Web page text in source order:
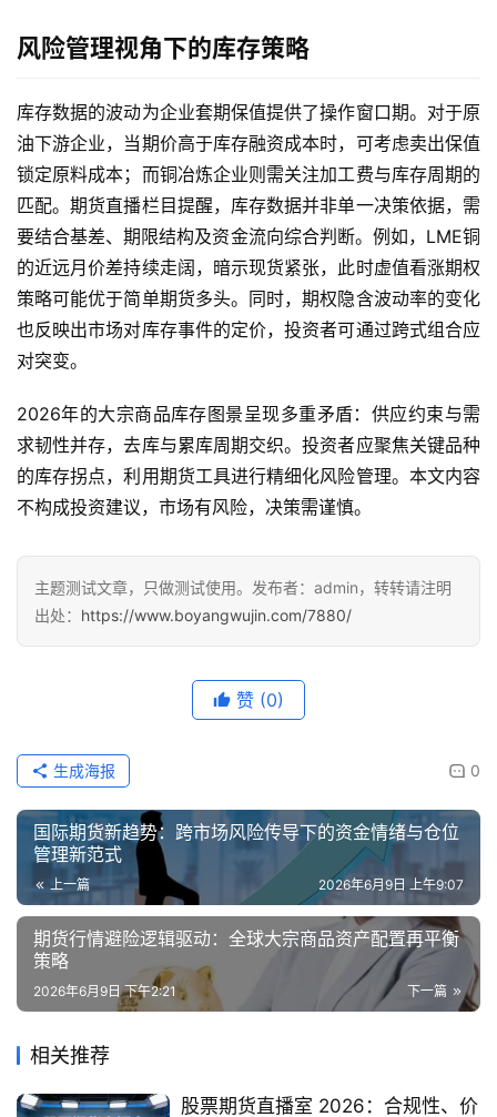
指
期
货
期
货
入
门
期
行
情
黄
期
货
风险管理视角下的库存策略
库存数据的波动为企业套期保值提供了操作窗口期。对于原
油下游企业，当期价高于库存融资成本时，可考虑卖出保值
锁定原料成本；而铜冶炼企业则需关注加工费与库存周期的
匹配。期货直播栏目提醒，库存数据并非单一决策依据，需
要结合基差、期限结构及资金流向综合判断。例如，LME铜
的近远月价差持续走阔，暗示现货紧张，此时虚值看涨期权
策略可能优于简单期货多头。同时，期权隐含波动率的变化
也反映出市场对库存事件的定价，投资者可通过跨式组合应
对突变。
2026年的大宗商品库存图景呈现多重矛盾：供应约束与需
求韧性并存，去库与累库周期交织。投资者应聚焦关键品种
的库存拐点，利用期货工具进行精细化风险管理。本文内容
不构成投资建议，市场有风险，决策需谨慎。
主题测试文章，只做测试使用。发布者：admin，转转请注明
出处： https://www.boyangwujin.com/7880/
赞 (0)
0
生成海报
国际期货新趋势：跨市场风险传导下的资金情绪与仓位
管理新范式
上一篇 2026年6月9日 上午9:07
期货行情避险逻辑驱动：全球大宗商品资产配置再平衡
策略
下一篇
2026年6月9日 下午2:21
相关推荐
股票期货直播室 2026：合规性、价